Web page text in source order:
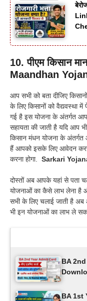
10. पीएम किसान
Maandhan
आप सभी को बता दीजिए
के लिए किसानों को वैद्यवस्था
गई है इस योजना के अंतर्गत
सहायता की जाती है यदि आप
किसान मंधन योजना के
हैं आपको इसके लिए आवेदन
करना होगा.
Sarkari
दोस्तों अब आपके यहां से पता
योजनाओं का कैसे लाभ लेना है
सभी के लिए चलाई जाती है
भी इन योजनाओं का लाभ ले
BA
BA 1st